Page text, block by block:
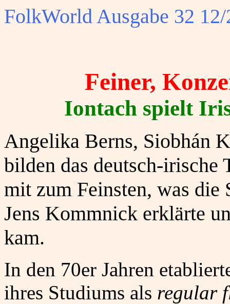
FolkWorldAusgabe 32
Feiner,
Iontach spielt
Angelika Berns, Siobhán
bilden das deutsch-irische
mit zum Feinsten, was die
Jens Kommnick erklärte
kam.
In den 70er Jahren
ihres Studiums als regular